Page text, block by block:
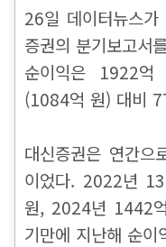
26일 데이터뉴스가
증권의 분기보고서
순이익은 1922억
(1084억 원) 대비
대신증권은 연간으
이었다. 2022년
원, 2024년 1442
기만에 지난해 순